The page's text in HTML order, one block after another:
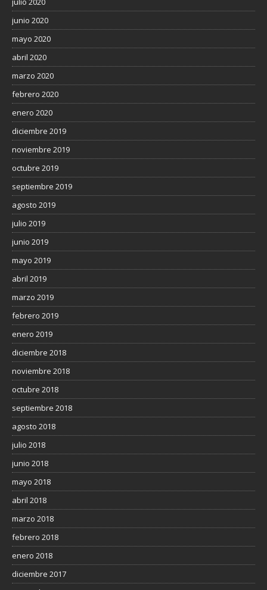
junio 2020
mayo 2020
abril 2020
marzo 2020
febrero 2020
enero 2020
diciembre 2019
noviembre 2019
octubre 2019
septiembre 2019
agosto 2019
julio 2019
junio 2019
mayo 2019
abril 2019
marzo 2019
febrero 2019
enero 2019
diciembre 2018
noviembre 2018
octubre 2018
septiembre 2018
agosto 2018
julio 2018
junio 2018
mayo 2018
abril 2018
marzo 2018
febrero 2018
enero 2018
diciembre 2017